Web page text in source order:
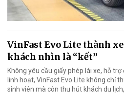
VinFast Evo Lite thành
khách nhìn là “kết”
Không yêu cầu giấy phép lái xe, hỗ
linh hoạt, VinFast Evo Lite không chỉ
sinh viên mà còn thu hút khách du